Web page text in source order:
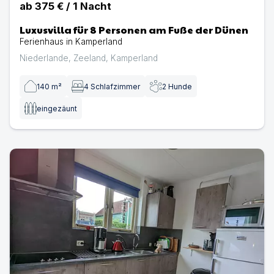
ab 375 € / 1 Nacht
Luxusvilla für 8 Personen am Fuße der Dünen
Ferienhaus in Kamperland
Niederlande, Zeeland, Kamperland
140 m² 4 Schlafzimmer 2 Hunde
eingezäunt
N113a Ferienhaus Hetty mit eingezäunten Garten,